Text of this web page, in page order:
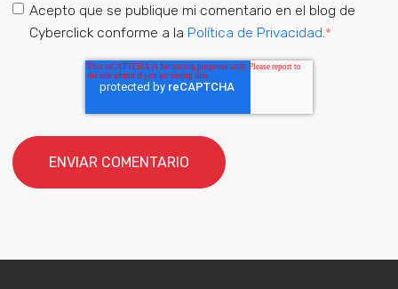
Acepto que se publique mi comentario en el blog de
Cyberclick conforme a la Política de Privacidad.*